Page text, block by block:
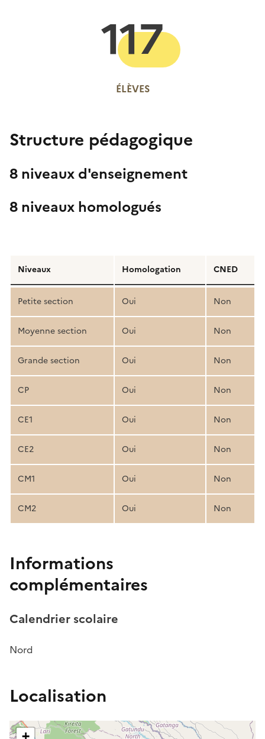
ÉLÈVES
117
Structure pédagogique
8 niveaux d'enseignement
8 niveaux homologués
de
la
structure
pédagogique
Niveaux Homologation CNED
Petite section Oui Non
Moyenne section Oui Non
Grande section Oui Non
CP Oui Non
CE1 Oui Non
CE2 Oui Non
CM1 Oui Non
CM2 Oui Non
Informations
complémentaires
Calendrier scolaire
Nord
Localisation
+